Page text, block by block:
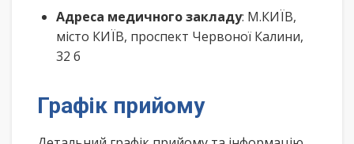
Адреса медичного закладу: М.КИЇВ,
місто КИЇВ, проспект Червоної Калини,
32 б
Графік прийому